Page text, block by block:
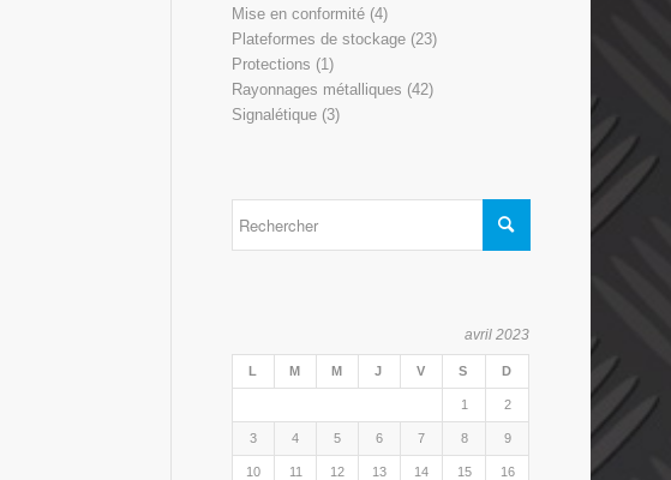
Mise en conformité (4)
Plateformes de stockage (23)
Protections (1)
Rayonnages métalliques (42)
Signalétique (3)
avril 2023
L M M J V S D
1 2
3 4 5 6 7 8 9
10 11 12 13 14 15 16